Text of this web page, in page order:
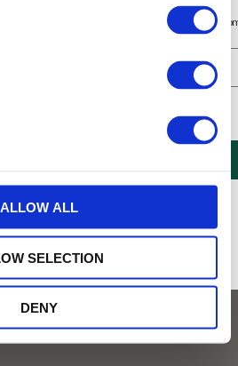
ALLOW ALL
SELECTION
DENY
köp på nätet och ta del av erbjudanden året
på Tehusetjava.se. Rabatten fungerar endast på